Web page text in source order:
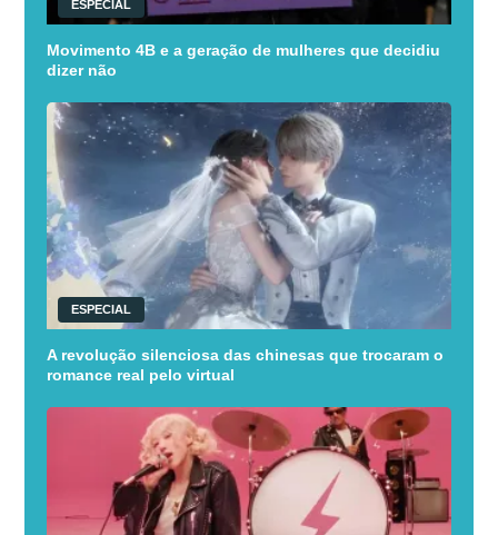
ESPECIAL
Movimento 4B e a geração de mulheres que decidiu
dizer não
ESPECIAL
A revolução silenciosa das chinesas que trocaram o
romance real pelo virtual